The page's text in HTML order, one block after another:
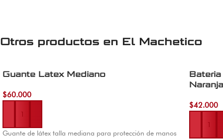
Otros productos en El Machetico
Guante Latex Mediano
$60.000
Añadir al carrito
Guante de látex talla mediana para protección de manos
Naranja
$42.000
Añadir al